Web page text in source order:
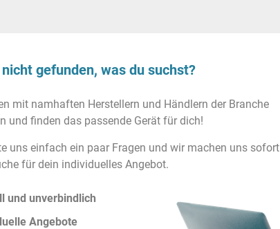
gefunden, was du suchst?
mit namhaften Herstellern und Händlern der Branche
und finden das passende Gerät für dich!
uns einfach ein paar Fragen und wir machen uns sofort
für dein individuelles Angebot.
und unverbindlich
Angebote